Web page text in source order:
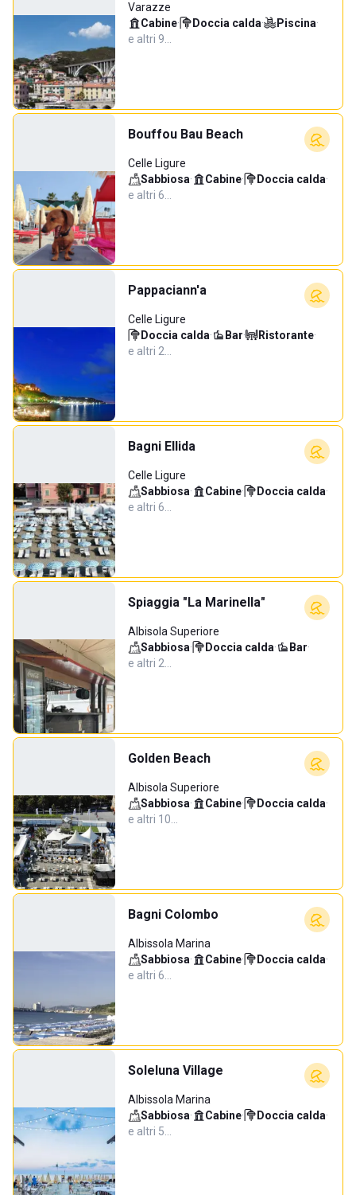
Varazze
Cabine· Doccia calda· Piscina·
e altri 9…
Bouffou Bau Beach
Celle Ligure
Sabbiosa· Cabine· Doccia calda·
e altri 6…
Pappaciann'a
Celle Ligure
Doccia calda· Bar· Ristorante·
e altri 2…
Bagni Ellida
Celle Ligure
Sabbiosa· Cabine· Doccia calda·
e altri 6…
Spiaggia "La Marinella"
Albisola Superiore
Sabbiosa· Doccia calda· Bar·
e altri 2…
Golden Beach
Albisola Superiore
Sabbiosa· Cabine· Doccia calda·
e altri 10…
Bagni Colombo
Albissola Marina
Sabbiosa· Cabine· Doccia calda·
e altri 6…
Soleluna Village
Albissola Marina
Sabbiosa· Cabine· Doccia calda·
e altri 5…